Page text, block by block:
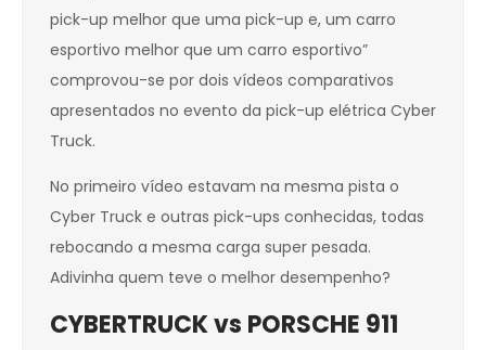
pick-up melhor que uma pick-up e, um carro
esportivo melhor que um carro esportivo”
comprovou-se por dois vídeos comparativos
apresentados no evento da pick-up elétrica Cyber
Truck.
No primeiro vídeo estavam na mesma pista o
Cyber Truck e outras pick-ups conhecidas, todas
rebocando a mesma carga super pesada.
Adivinha quem teve o melhor desempenho?
CYBERTRUCK vs PORSCHE 911